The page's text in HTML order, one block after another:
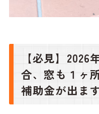
【必見】
合、窓も１ヶ
補助金が出ま